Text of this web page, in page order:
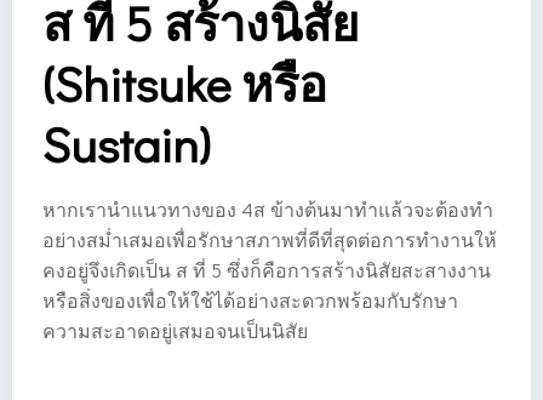
ส ที่ 5 สร้างนิสัย
(Shitsuke หรือ
Sustain)
หากเรานำแนวทางของ 4ส ข้างต้นมาทำแล้วจะต้องทำ
อย่างสม่ำเสมอเพื่อรักษาสภาพที่ดีที่สุดต่อการทำงานให้
คงอยู่จึงเกิดเป็น ส ที่ 5 ซึ่งก็คือการสร้างนิสัยสะสางงาน
หรือสิ่งของเพื่อให้ใช้ได้อย่างสะดวกพร้อมกับรักษา
ความสะอาดอยู่เสมอจนเป็นนิสัย